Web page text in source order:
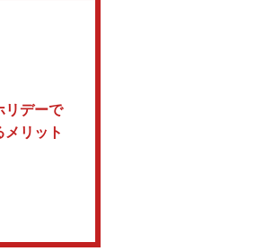
リデーで
メリット